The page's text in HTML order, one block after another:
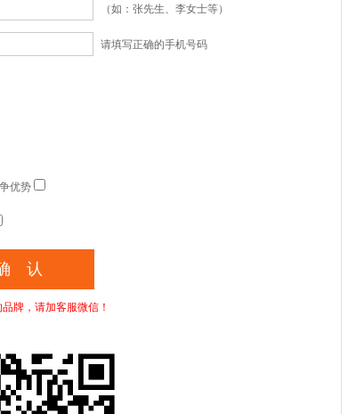
（如：张先生、李女士等）
请填写正确的手机号码
优势
牌，请加客服微信！